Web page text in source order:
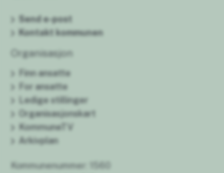
Send e-post
Kontakt kommunen
Organisasjon
Finn ansatte
For ansatte
Ledige stillinger
Organisasjonskart
KommuneTV
Arkivplan
Kommunenummer: 1560